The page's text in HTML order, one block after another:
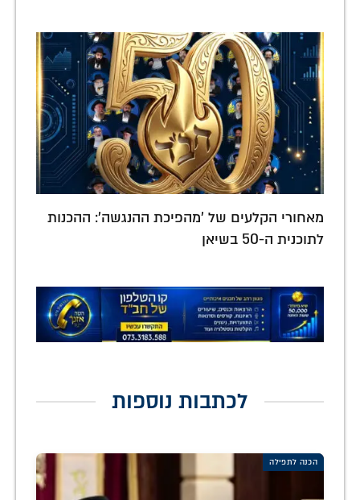
מאחורי הקלעים של 'מהפיכת ההנגשה': ההכנות
לתוכנית ה-50 בשיאן
לכתבות נוספות
הכנה לתפילה